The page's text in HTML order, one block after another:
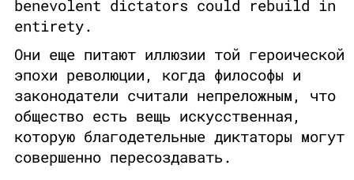
benevolent dictators could rebuild in
entirety.
Они еще питают иллюзии той героической
эпохи революции, когда философы и
законодатели считали непреложным, что
общество есть вещь искусственная,
которую благодетельные диктаторы могут
совершенно пересоздавать.